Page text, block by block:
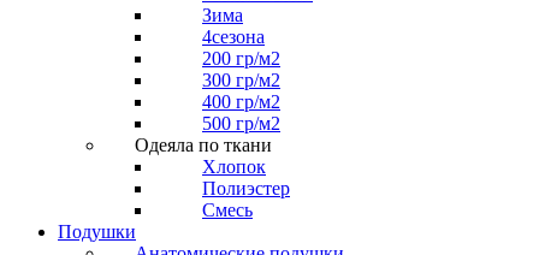
Зима
4сезона
200 гр/м2
300 гр/м2
400 гр/м2
500 гр/м2
Одеяла по ткани
Хлопок
Полиэстер
Смесь
Подушки